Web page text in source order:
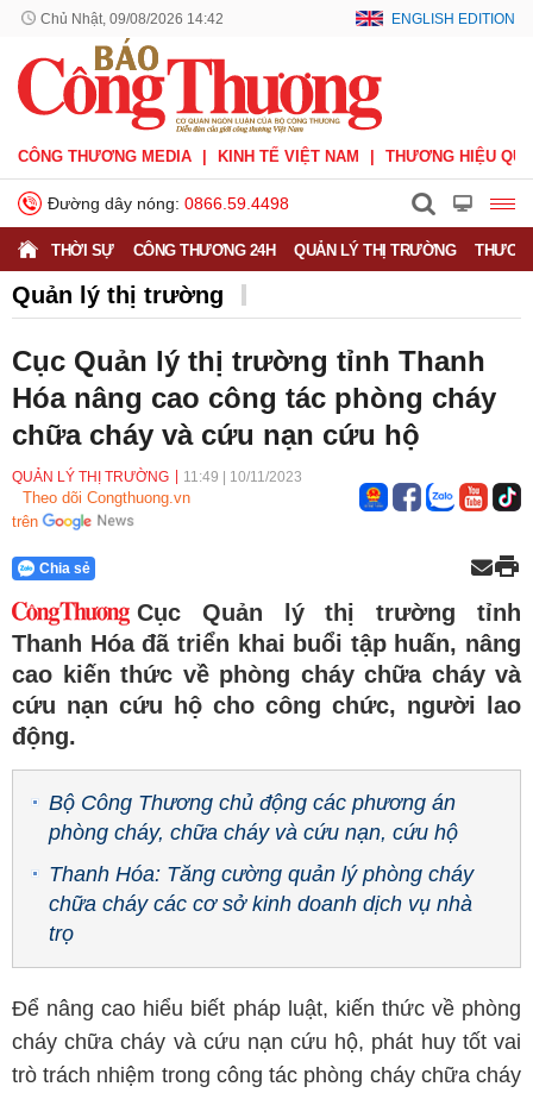
Chủ Nhật, 09/08/2026 14:42 ENGLISH EDITION
CÔNG THƯƠNG MEDIA KINH TẾ VIỆT NAM THƯƠNG HIỆU
Đường dây nóng: 0866.59.4498
THỜI SỰ CÔNG THƯƠNG 24H QUẢN LÝ THỊ TRƯỜNG
Quản lý thị trường
Cục Quản lý thị trường tỉnh Thanh
Hóa nâng cao công tác phòng cháy
chữa cháy và cứu nạn cứu hộ
QUẢN LÝ THỊ TRƯỜNG 11:49 10/11/2023
Theo dõi Congthuong.vn
trên
Chia sẻ
Cục Quản lý thị trường tỉnh
Thanh Hóa đã triển khai buổi tập huấn, nâng
cao kiến thức về phòng cháy chữa cháy và
cứu nạn cứu hộ cho công chức, người lao
động.
Bộ Công Thương chủ động các phương án
phòng cháy, chữa cháy và cứu nạn, cứu hộ
Thanh Hóa: Tăng cường quản lý phòng cháy
chữa cháy các cơ sở kinh doanh dịch vụ nhà
trọ
Để nâng cao hiểu biết pháp luật, kiến thức về phòng
cháy chữa cháy và cứu nạn cứu hộ, phát huy tốt vai
trò trách nhiệm trong công tác phòng cháy chữa cháy